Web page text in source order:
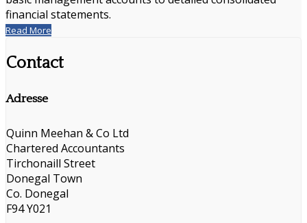
financial statements.
Read More
Contact
Adresse
Quinn Meehan & Co Ltd
Chartered Accountants
Tirchonaill Street
Donegal Town
Co. Donegal
F94 Y021